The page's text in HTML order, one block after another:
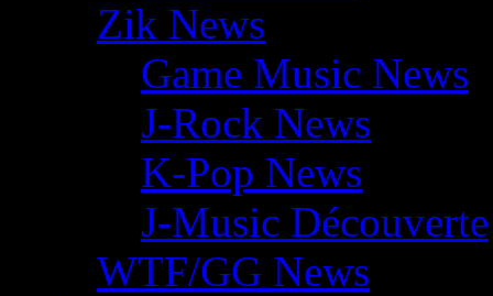
Zik News
Game Music News
J-Rock News
K-Pop News
J-Music Découverte
WTF/GG News